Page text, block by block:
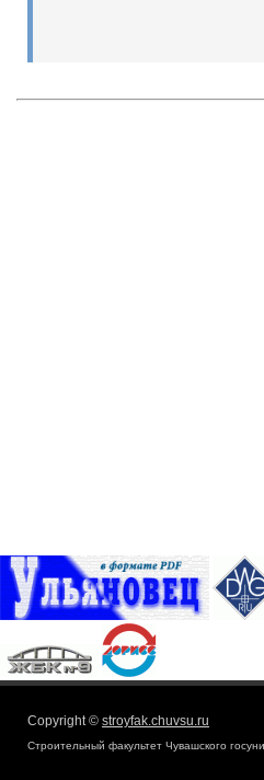
Copyright © stroyfak.chuvsu.ru
Строительный факультет Чувашского